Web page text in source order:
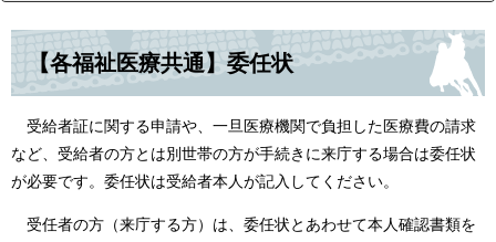
【各福祉医療共通】委任状
受給者証に関する申請や、一旦医療機関で負担した医療費の請求
など、受給者の方とは別世帯の方が手続きに来庁する場合は委任状
が必要です。委任状は受給者本人が記入してください。
受任者の方（来庁する方）は、委任状とあわせて本人確認書類を